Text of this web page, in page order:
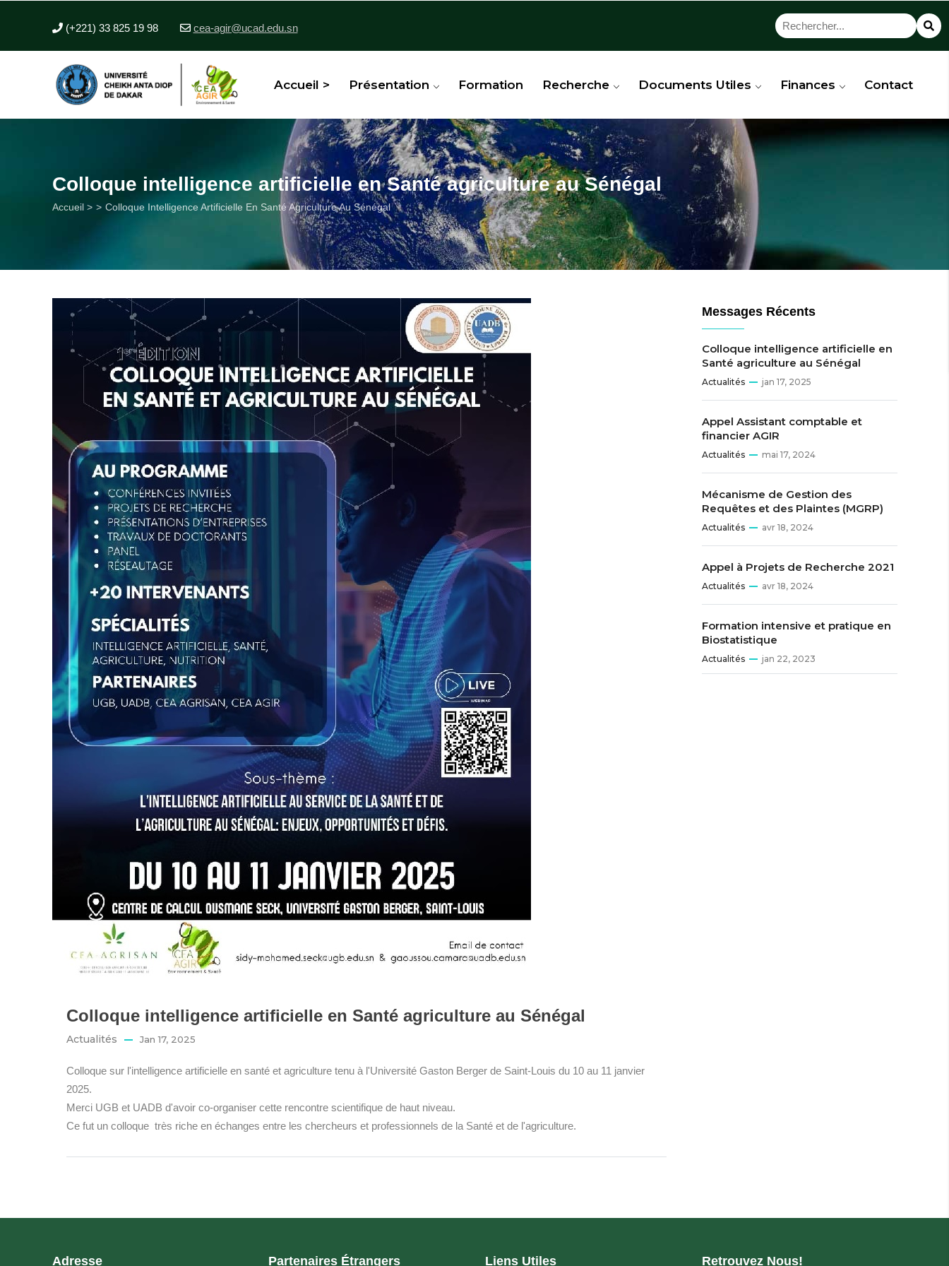
(+221) 33 825 19 98 cea-agir@ucad.edu.sn
Accueil > Présentation Formation Recherche Documents Utiles Finances Contact
Colloque intelligence artificielle en Santé agriculture au Sénégal
Fil
Accueil > Colloque Intelligence Artificielle En Santé Agriculture Au Sénégal
Colloque intelligence artificielle en Santé agriculture au Sénégal
Actualités Jan 17, 2025
Colloque sur l'intelligence artificielle en santé et agriculture tenu à l'Université Gaston Berger de Saint-Louis du 10 au 11 janvier
2025.
Merci UGB et UADB d'avoir co-organiser cette rencontre scientifique de haut niveau.
Ce fut un colloque très riche en échanges entre les chercheurs et professionnels de la Santé et de l'agriculture.
Messages Récents
Colloque intelligence artificielle en
Santé agriculture au Sénégal
Actualités jan 17, 2025
Appel Assistant comptable et
financier AGIR
Actualités mai 17, 2024
Mécanisme de Gestion des
Requêtes et des Plaintes (MGRP)
Actualités avr 18, 2024
Appel à Projets de Recherche 2021
Actualités avr 18, 2024
Formation intensive et pratique en
Biostatistique
Actualités jan 22, 2023
Adresse Partenaires Étrangers Liens Utiles Retrouvez Nous!